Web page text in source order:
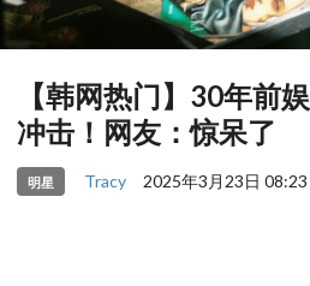
【韩网热门】30年前
冲击！网友：惊呆了
明星 Tracy 2025年3月23日 08:23